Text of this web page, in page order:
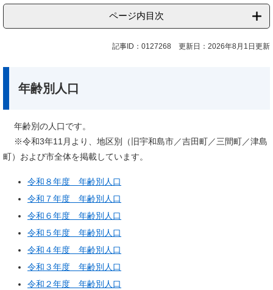
ページ内目次
記事ID：0127268 更新日：2026年8月1日更新
年齢別人口
年齢別の人口です。
※令和3年11月より、地区別（旧宇和島市／吉田町／三間町／津島
町）および市全体を掲載しています。
令和８年度＿年齢別人口
令和７年度＿年齢別人口
令和６年度＿年齢別人口
令和５年度＿年齢別人口
令和４年度＿年齢別人口
令和３年度＿年齢別人口
令和２年度＿年齢別人口